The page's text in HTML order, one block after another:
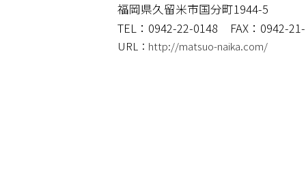
福岡県久留米市国分町1944-5
TEL：0942-22-0148
FAX：0942-
URL： http://matsuo-naika.com/